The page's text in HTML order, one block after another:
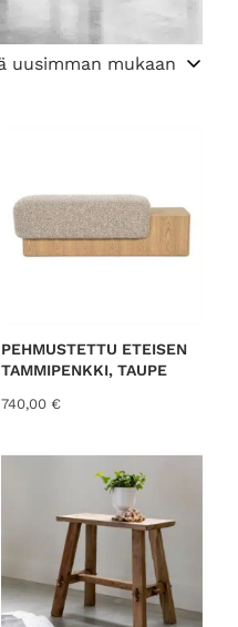
PEHMUSTETTU ETEISEN
TAMMIPENKKI, TAUPE
740,00 €